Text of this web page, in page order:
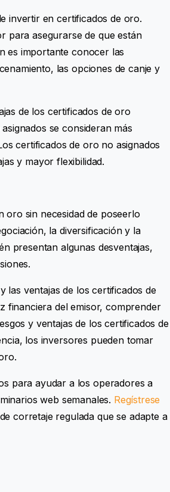
invertir en certificados de oro.
para asegurarse de que están
es importante conocer las
las opciones de canje y
de los certificados de oro
se consideran más
certificados de oro no asignados
y mayor flexibilidad.
sin necesidad de poseerlo
la diversificación y la
presentan algunas desventajas,
las ventajas de los certificados de
financiera del emisor, comprender
y ventajas de los certificados de
los inversores pueden tomar
para ayudar a los operadores a
web semanales. Regístrese
corretaje regulada que se adapte a